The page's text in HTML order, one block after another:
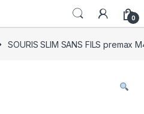
0
SOURIS SLIM SANS FILS premax